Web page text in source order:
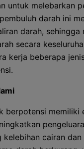
untuk melebarkan
darah ini
darah, sehingga
secara
kerja beberapa
berpotensi memiliki
kelebihan cairan